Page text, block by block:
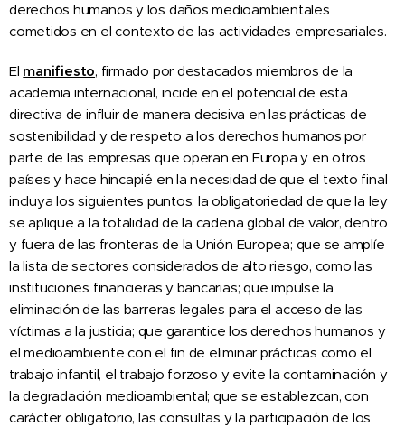
derechos humanos y los daños medioambientales
cometidos en el contexto de las actividades empresariales.
El manifiesto, firmado por destacados miembros de la
academia internacional, incide en el potencial de esta
directiva de influir de manera decisiva en las prácticas de
sostenibilidad y de respeto a los derechos humanos por
parte de las empresas que operan en Europa y en otros
países y hace hincapié en la necesidad de que el texto final
incluya los siguientes puntos: la obligatoriedad de que la ley
se aplique a la totalidad de la cadena global de valor, dentro
y fuera de las fronteras de la Unión Europea; que se amplíe
la lista de sectores considerados de alto riesgo, como las
instituciones financieras y bancarias; que impulse la
eliminación de las barreras legales para el acceso de las
víctimas a la justicia; que garantice los derechos humanos y
el medioambiente con el fin de eliminar prácticas como el
trabajo infantil, el trabajo forzoso y evite la contaminación y
la degradación medioambiental; que se establezcan, con
carácter obligatorio, las consultas y la participación de los